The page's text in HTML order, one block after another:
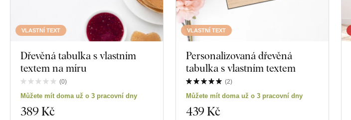
VLASTNÍ TEXT
Dřevěná tabulka s vlastním
textem na míru
(0)
Můžete mít doma už o 3 pracovní dny
389 Kč
VLASTNÍ TEXT
Personalizovaná dřevěná
tabulka s vlastním textem
(2)
Můžete mít doma už o 3 pracovní dny
439 Kč